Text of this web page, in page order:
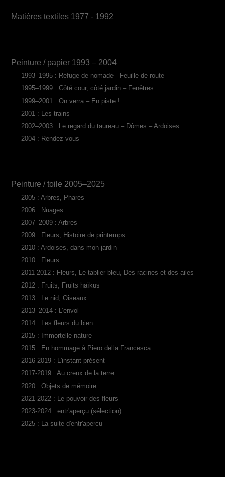
Matières textiles 1977 - 1992
Peinture / papier 1993 – 2004
1993–1995 : Refuge de nomade - Feuille de route
1995–1999 : Côté cour, côté jardin – Fenêtres
1999–2001 : On verra – En piste !
2001 : Les trains
2002–2003 : Le regard du taureau – Dômes – Ardoises
2004 : Rendez-vous
Peinture / toile 2005–2025
2005 : Arbres, Phares
2006 : Nuages
2007–2009 : Arbres
2009 : Fleurs, Histoire de printemps
2010 : Ardoises, dans mon jardin
2010 : Fleurs
2011-2012 : Fleurs, Le tablier bleu, Des racines et des ailes
2012 : Fruits, Fruits haïkus
2013 : Le nid, Oiseaux
2013–2014 : L’envol
2014 : Les fleurs du bien
2015 : Immortelle nature
2015 : En hommage à Piero della Francesca
2016-2019 : L'instant présent
2017-2019 : Au creux de la terre
2020 : Objets de mémoire
2021-2022 : Le pouvoir des fleurs
2023-2024 : entr'aperçu (sélection)
2025 : La suite d'entr'apercu